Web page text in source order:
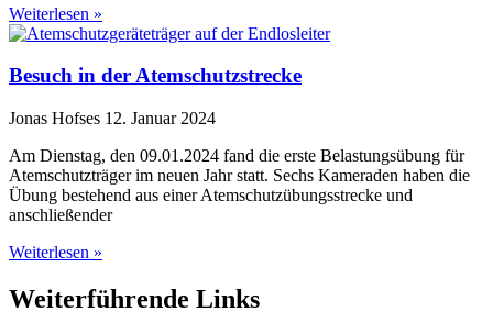
Weiterlesen »
Besuch in der Atemschutz­strecke
Jonas Hofses 12. Januar 2024
Am Dienstag, den 09.01.2024 fand die erste Belastungsübung für
Atemschutzträger im neuen Jahr statt. Sechs Kameraden haben die
Übung bestehend aus einer Atemschutzübungsstrecke und
anschließender
Weiterlesen »
Weiterführende Links